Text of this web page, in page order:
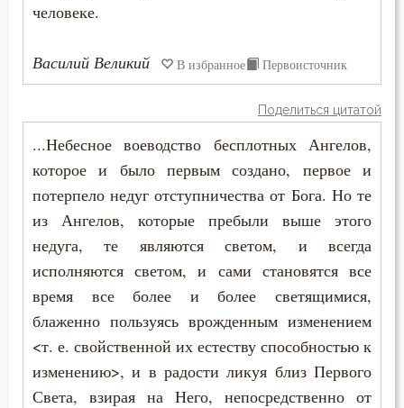
Богослужение
Богоугождение
Брак
Будущее
Ведение
Вера
Ветхий Завет
Вечные муки
человеке.
Василий Великий В избранное Первоисточник
Поделиться цитатой
...Небесное воеводство бесплотных Ангелов,
которое и было первым создано, первое и
потерпело недуг отступничества от Бога. Но те
из Ангелов, которые пребыли выше этого
недуга, те являются светом, и всегда
исполняются светом, и сами становятся все
время все более и более светящимися,
блаженно пользуясь врожденным изменением
<т. е. свойственной их естеству способностью к
изменению>, и в радости ликуя близ Первого
Света, взирая на Него, непосредственно от